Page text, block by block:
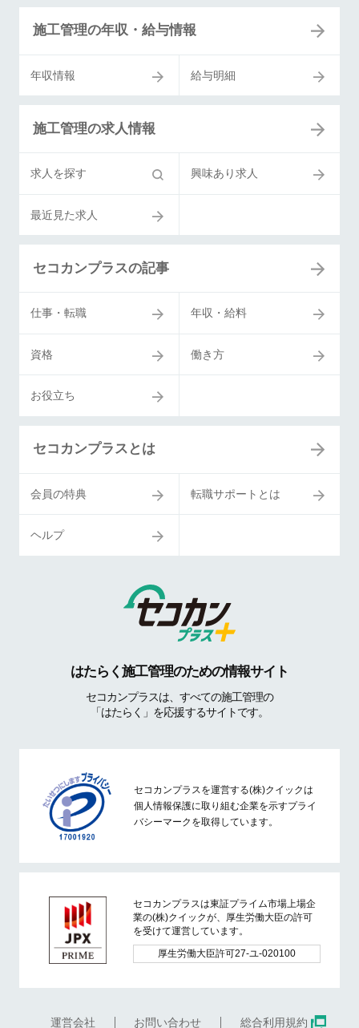
施工管理の年収・給与情報
年収情報 給与明細
施工管理の求人情報
求人を探す 興味あり求人
最近見た求人
セコカンプラスの記事
仕事・転職 年収・給料
資格 働き方
お役立ち
セコカンプラスとは
会員の特典 転職サポートとは
ヘルプ
はたらく施工管理のための情報サイト
セコカンプラスは、すべての施工管理の
「はたらく」を応援するサイトです。
セコカンプラスを運営する(株)クイックは
個人情報保護に取り組む企業を示すプライ
バシーマークを取得しています。
セコカンプラスは東証プライム市場上場企
業の(株)クイックが、厚生労働大臣の許可
を受けて運営しています。
厚生労働大臣許可27-ユ-020100
運営会社 お問い合わせ 総合利用規約